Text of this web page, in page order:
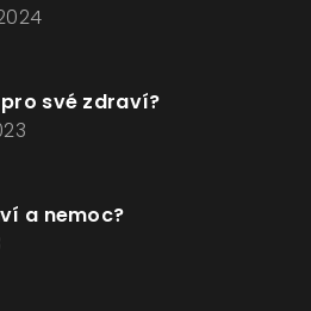
své zdraví?
a nemoc?